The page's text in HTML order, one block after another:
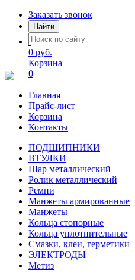
Заказать звонок
Найти
0 руб.
Корзина
0
Главная
Прайс-лист
Корзина
Контакты
ПОДШИПНИКИ
ВТУЛКИ
Шар металлический
Ролик металлический
Ремни
Манжеты армированные
Манжеты
Кольца стопорные
Кольца уплотнительные
Смазки, клеи, герметики
ЭЛЕКТРОДЫ
Метиз